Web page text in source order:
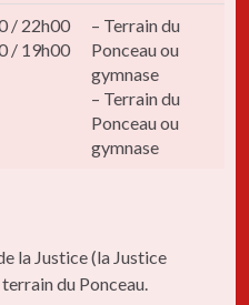
/ 22h00
/ 19h00
– Terrain du
Ponceau ou
gymnase
– Terrain du
Ponceau ou
gymnase
la Justice (la Justice
du Ponceau.